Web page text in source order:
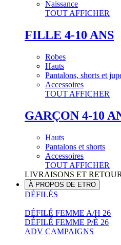
Naissance
TOUT AFFICHER
FILLE 4-10 ANS
Robes
Hauts
Pantalons, shorts et
Accessoires
TOUT AFFICHER
GARÇON 4-10
Hauts
Pantalons et shorts
Accessoires
TOUT AFFICHER
LIVRAISONS ET
À PROPOS DE ETRO
DÉFILÉS
DÉFILÉ FEMME A/H 26
DÉFILÉ FEMME P/È 26
ADV CAMPAIGNS